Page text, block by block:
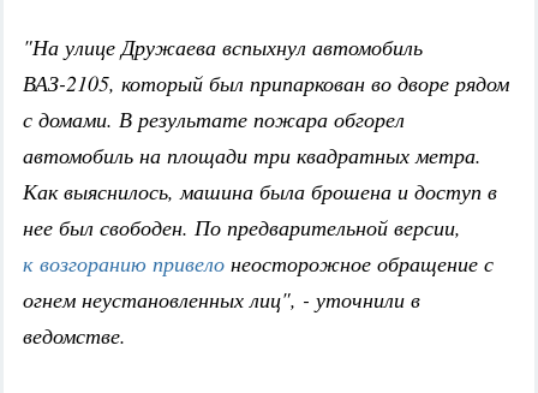
"На улице Дружаева вспыхнул автомобиль
ВАЗ-2105, который был припаркован во дворе рядом
с домами. В результате пожара обгорел
автомобиль на площади три квадратных метра.
Как выяснилось, машина была брошена и доступ в
нее был свободен. По предварительной версии,
к возгоранию привело неосторожное обращение с
огнем неустановленных лиц", - уточнили в
ведомстве.